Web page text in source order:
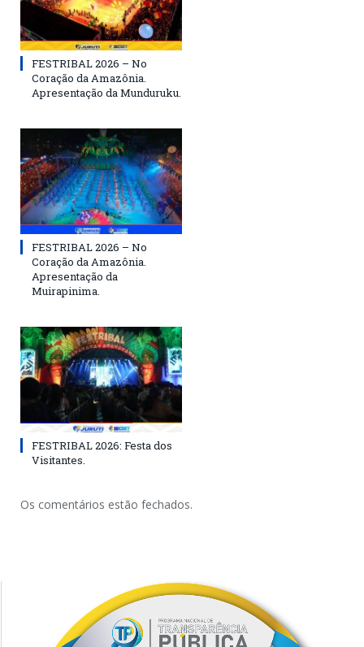
FESTRIBAL 2026 – No
Coração da Amazônia.
Apresentação da Munduruku.
FESTRIBAL 2026 – No
Coração da Amazônia.
Apresentação da
Muirapinima.
FESTRIBAL 2026: Festa dos
Visitantes.
Os comentários estão fechados.